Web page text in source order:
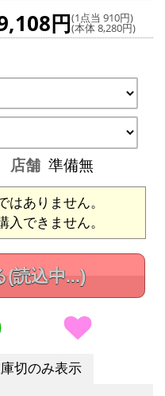
円(1点当 910円)
(本体 8,280円)
店舗 準備無
ありません。
できません。
(読込中...)
切のみ表示